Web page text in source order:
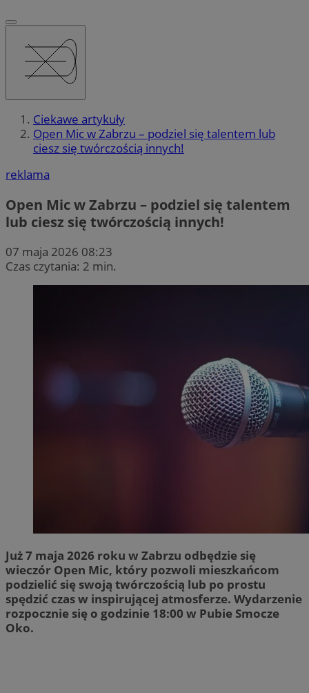
Ciekawe artykuły
Open Mic w Zabrzu – podziel się talentem lub
ciesz się twórczością innych!
reklama
Open Mic w Zabrzu – podziel się talentem
lub ciesz się twórczością innych!
07 maja 2026 08:23
Czas czytania: 2 min.
Już 7 maja 2026 roku w Zabrzu odbędzie się
wieczór Open Mic, który pozwoli mieszkańcom
podzielić się swoją twórczością lub po prostu
spędzić czas w inspirującej atmosferze. Wydarzenie
rozpocznie się o godzinie 18:00 w Pubie Smocze
Oko.